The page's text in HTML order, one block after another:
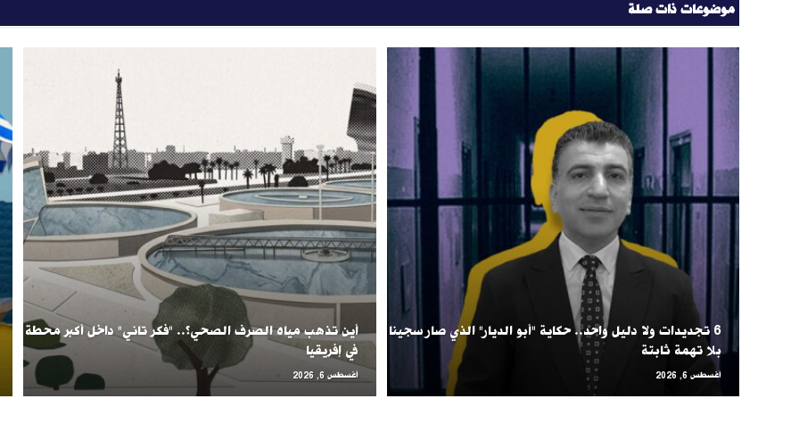
موضوعات ذات صلة
6 تجديدات ولا دليل واحد.. حكاية "أبو الديار" الذي صار سجينا
بلا تهمة ثابتة
أغسطس 6, 2026
أين تذهب مياه الصرف الصحي؟.. "فكر تاني" داخل أكبر محطة
في إفريقيا
أغسطس 6, 2026